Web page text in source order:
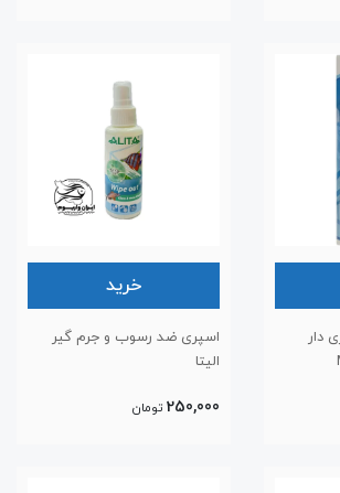
خرید
اسپری ضد رسوب و جرم گیر
250,000 تومان